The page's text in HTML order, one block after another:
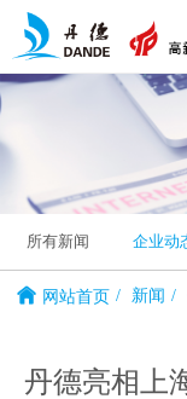
所有新闻 企业动
网站首页 新闻
丹德亮相上